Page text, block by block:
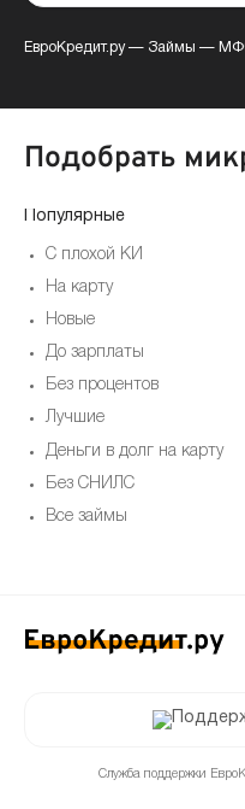
ЕвроКредит.ру— Займы —
Подобрать
Популярные
С плохой КИ
На карту
Новые
До зарплаты
Без процентов
Лучшие
Деньги в долг на карту
Без СНИЛС
Все займы
Служба поддержки